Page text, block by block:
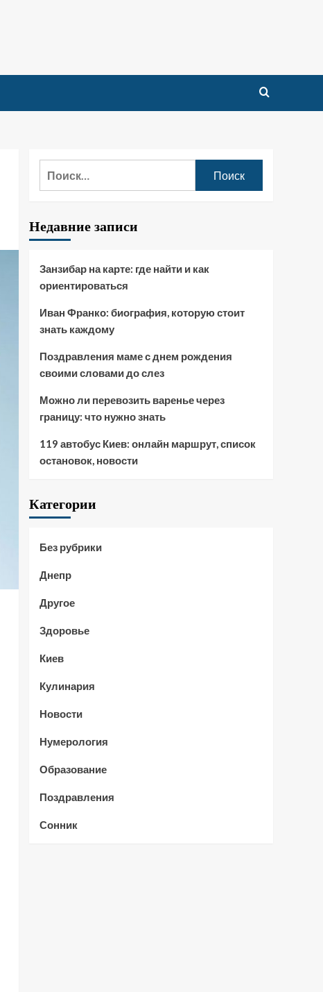
Недавние записи
Занзибар на карте: где найти и как
ориентироваться
Иван Франко: биография, которую стоит
знать каждому
Поздравления маме с днем рождения
своими словами до слез
Можно ли перевозить варенье через
границу: что нужно знать
119 автобус Киев: онлайн маршрут, список
остановок, новости
Категории
Без рубрики
Днепр
Другое
Здоровье
Киев
Кулинария
Новости
Нумерология
Образование
Поздравления
Сонник